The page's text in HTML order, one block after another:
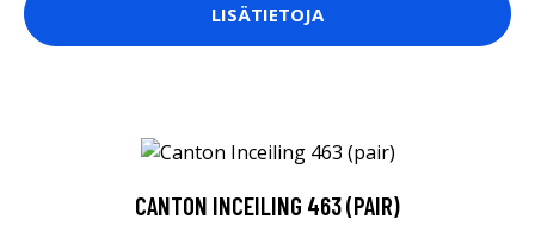
LISÄTIETOJA
CANTON INCEILING 463 (PAIR)